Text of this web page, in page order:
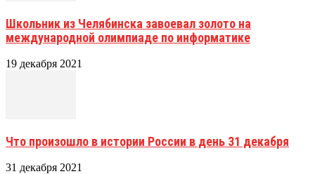
Школьник из Челябинска завоевал золото на
международной олимпиаде по информатике
19 декабря 2021
Что произошло в истории России в день 31 декабря
31 декабря 2021